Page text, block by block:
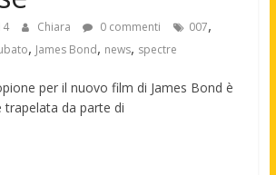
Chiara 0 commenti 007,
, James Bond, news, spectre
per il nuovo film di James Bond è
trapelata da parte di